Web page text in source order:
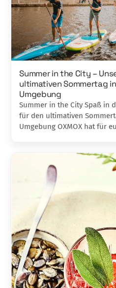
Summer in the City –
ultimativen Sommertag
Umgebung
Summer in the City Spaß in
für den ultimativen
Umgebung OXMOX hat für